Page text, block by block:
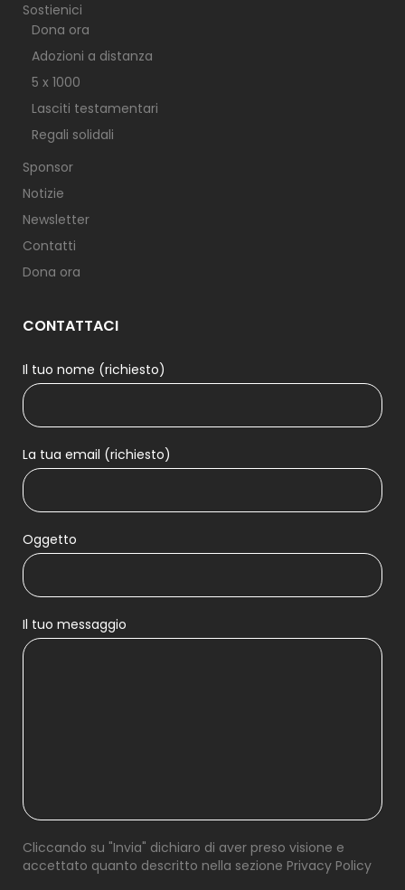
Sostienici
Dona ora
Adozioni a distanza
5 x 1000
Lasciti testamentari
Regali solidali
Sponsor
Notizie
Newsletter
Contatti
Dona ora
CONTATTACI
Il tuo nome (richiesto)
La tua email (richiesto)
Oggetto
Il tuo messaggio
Cliccando su "Invia" dichiaro di aver preso visione e
accettato quanto descritto nella sezione Privacy Policy